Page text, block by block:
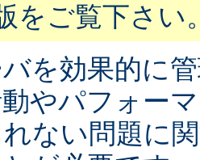
をご覧下さい
を効果的に
やパフォー
ない問題に